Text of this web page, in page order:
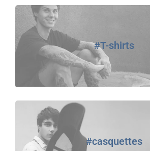
#T-shirts
#casquettes